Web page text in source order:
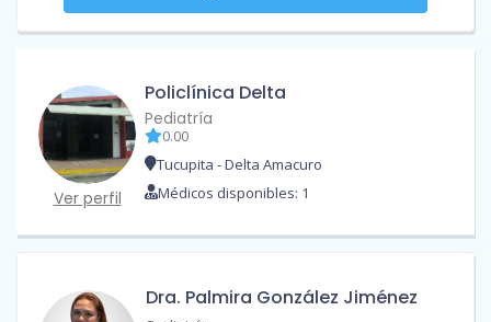
Ver perfil
Policlínica Delta
Pediatría
0.00
Tucupita - Delta Amacuro
Médicos disponibles: 1
Dra. Palmira González Jiménez